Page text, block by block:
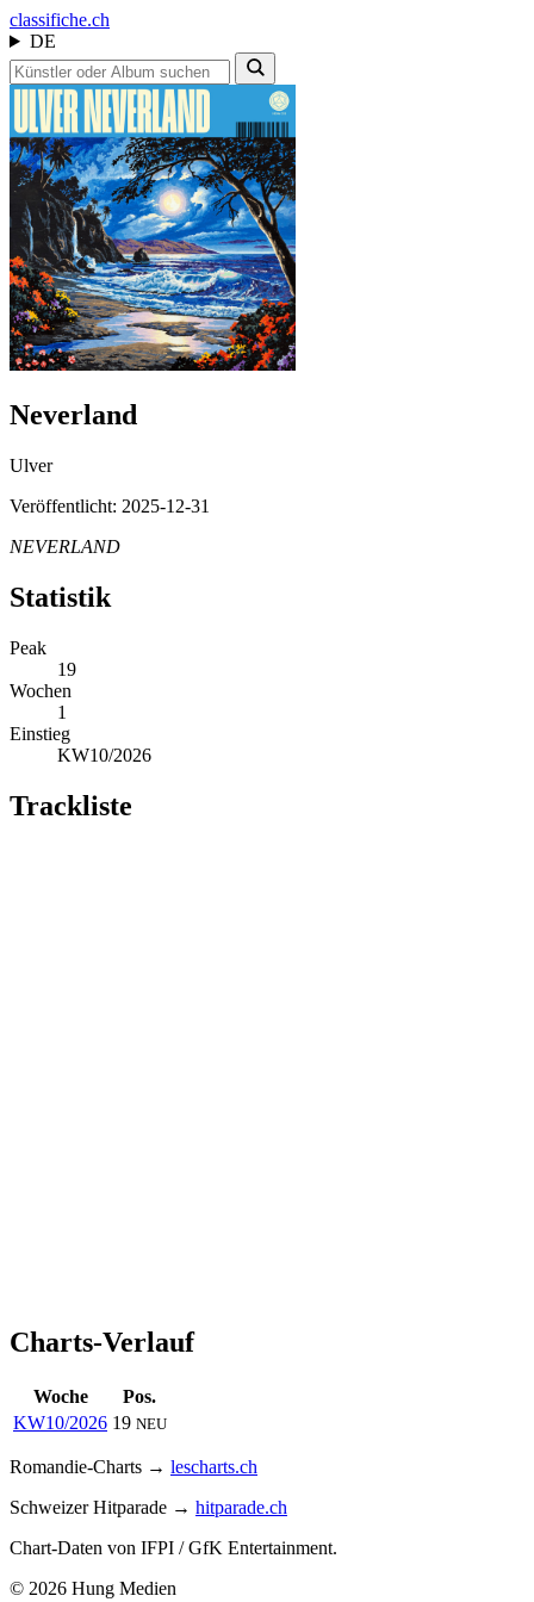
classifiche.ch
DE
Neverland
Ulver
Veröffentlicht: 2025-12-31
NEVERLAND
Statistik
Peak
19
Wochen
1
Einstieg
KW10/2026
Trackliste
Charts-Verlauf
Woche
Pos.
KW10/2026 19 NEU
Romandie-Charts → lescharts.ch
Schweizer Hitparade → hitparade.ch
Chart-Daten von IFPI / GfK Entertainment.
© 2026 Hung Medien